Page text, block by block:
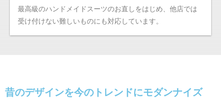
最高級のハンドメイドスーツのお直しをはじめ、他店では
受け付けない難しいものにも対応しています。
昔のデザインを今のトレンドにモダンナイズ